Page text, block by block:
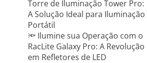
Torre de Iluminação Tower Pro:
A Solução Ideal para Iluminação
Portátil
🔦 Ilumine sua Operação com o
RacLite Galaxy Pro: A Revolução
em Refletores de LED